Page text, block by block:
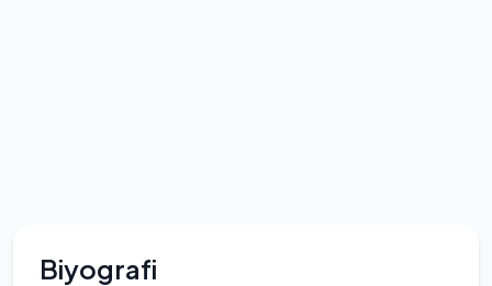
Biyografi